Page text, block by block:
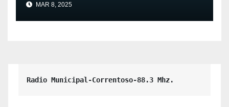
MAR 8, 2025
Radio Municipal-Correntoso-88.3 Mhz.